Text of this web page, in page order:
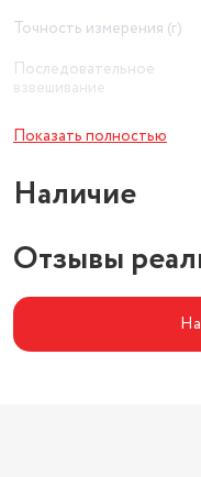
Точность измерения (г)
Последовательное
взвешивание
Материал платформы
Показать полностью
Наличие
Отзывы